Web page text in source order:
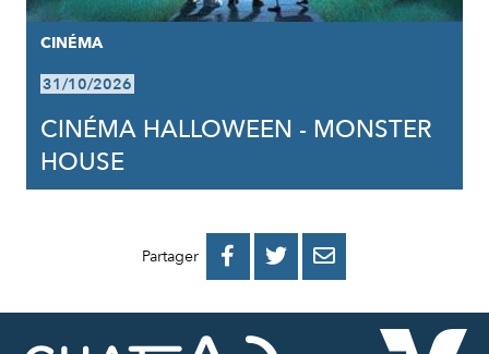
CINÉMA
31/10/2026
CINÉMA HALLOWEEN - MONSTER
HOUSE
Partager 
PARTAGER
FACEBOOK
PARTAGER
PARTAGER